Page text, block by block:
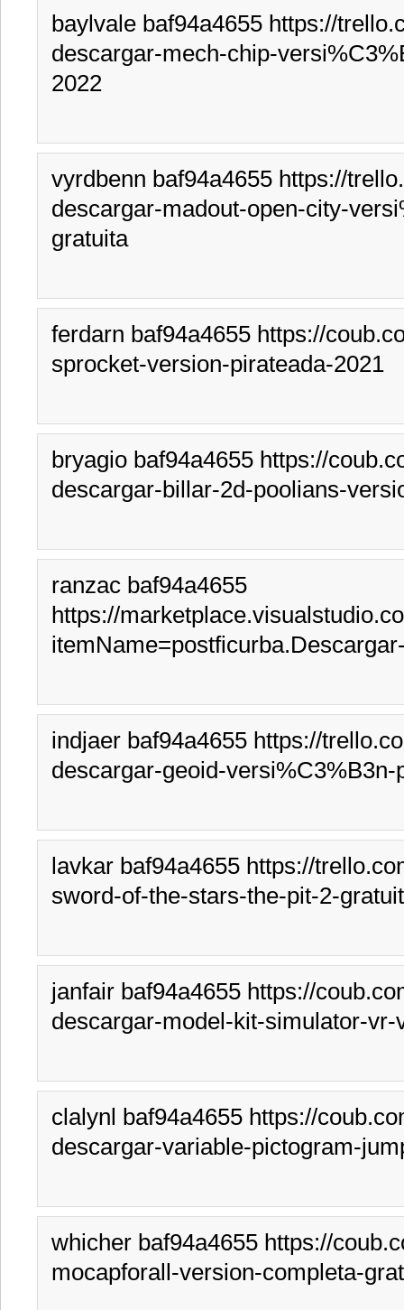
baylvale baf94a4655 https://
descargar-mech-chip-
2022
vyrdbenn baf94a4655 https://
descargar-madout-open-city-
gratuita
ferdarn baf94a4655 https://
sprocket-version-pirateada-2021
bryagio baf94a4655 https://
descargar-billar-2d-poolians-
ranzac baf94a4655
https://
indjaer baf94a4655 https://
descargar-geoid-versi%C3%B3n-
lavkar baf94a4655 https://
sword-of-the-stars-the-pit-2-
janfair baf94a4655 https://
descargar-model-kit-simulator-vr-
clalynl baf94a4655 https://
descargar-variable-pictogram-
whicher baf94a4655 https://
mocapforall-version-completa-